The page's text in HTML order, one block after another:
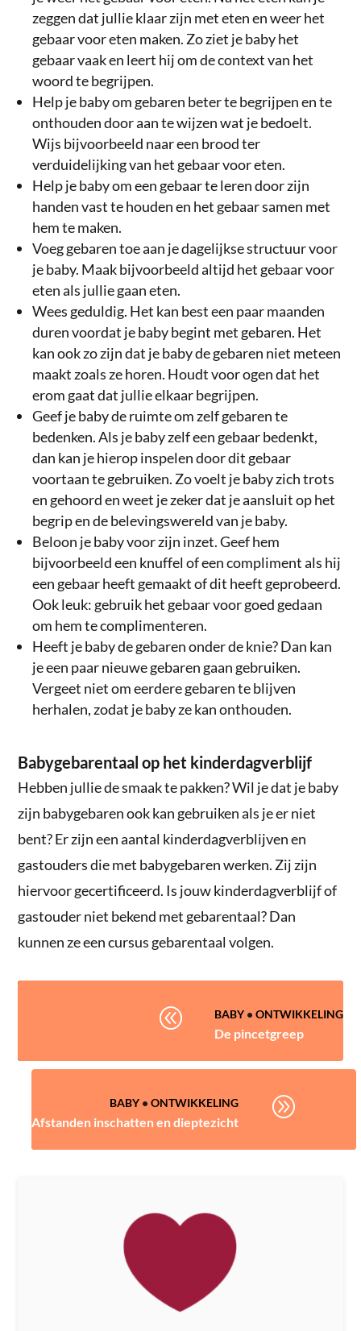
zeggen dat jullie klaar zijn met eten en weer het
gebaar voor eten maken. Zo ziet je baby het
gebaar vaak en leert hij om de context van het
woord te begrijpen.
Help je baby om gebaren beter te begrijpen en te
onthouden door aan te wijzen wat je bedoelt.
Wijs bijvoorbeeld naar een brood ter
verduidelijking van het gebaar voor eten.
Help je baby om een gebaar te leren door zijn
handen vast te houden en het gebaar samen met
hem te maken.
Voeg gebaren toe aan je dagelijkse structuur voor
je baby. Maak bijvoorbeeld altijd het gebaar voor
eten als jullie gaan eten.
Wees geduldig. Het kan best een paar maanden
duren voordat je baby begint met gebaren. Het
kan ook zo zijn dat je baby de gebaren niet meteen
maakt zoals ze horen. Houdt voor ogen dat het
erom gaat dat jullie elkaar begrijpen.
Geef je baby de ruimte om zelf gebaren te
bedenken. Als je baby zelf een gebaar bedenkt,
dan kan je hierop inspelen door dit gebaar
voortaan te gebruiken. Zo voelt je baby zich trots
en gehoord en weet je zeker dat je aansluit op het
begrip en de belevingswereld van je baby.
Beloon je baby voor zijn inzet. Geef hem
bijvoorbeeld een knuffel of een compliment als hij
een gebaar heeft gemaakt of dit heeft geprobeerd.
Ook leuk: gebruik het gebaar voor goed gedaan
om hem te complimenteren.
Heeft je baby de gebaren onder de knie? Dan kan
je een paar nieuwe gebaren gaan gebruiken.
Vergeet niet om eerdere gebaren te blijven
herhalen, zodat je baby ze kan onthouden.
Babygebarentaal op het kinderdagverblijf
Hebben jullie de smaak te pakken? Wil je dat je baby
zijn babygebaren ook kan gebruiken als je er niet
bent? Er zijn een aantal kinderdagverblijven en
gastouders die met babygebaren werken. Zij zijn
hiervoor gecertificeerd. Is jouw kinderdagverblijf of
gastouder niet bekend met gebarentaal? Dan
kunnen ze een cursus gebarentaal volgen.
@ BABY• ONTWIKKELING
De pincetgreep
BABY• ONTWIKKELING
Afstanden inschatten en dieptezicht
A